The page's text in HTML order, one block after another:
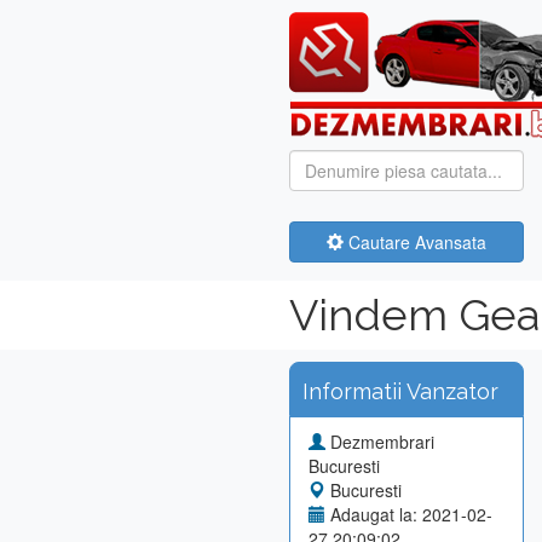
Cautare Avansata
Vindem
Informatii Vanzator
Dezmembrari
Bucuresti
Bucuresti
Adaugat la: 2021-02-